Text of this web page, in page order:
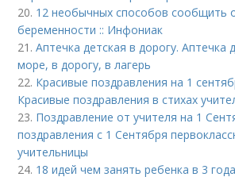
20. 12 необычных способов сообщить
беременности :: Инфониак
21.Аптечка детская в дорогу. Аптечка
море, в дорогу, в лагерь
22. Красивые поздравления на 1
Красивые поздравления в стихах
23. Поздравление от учителя на 1
поздравления с 1 Сентября
учительницы
24. 18 идей чем занять ребенка в 3